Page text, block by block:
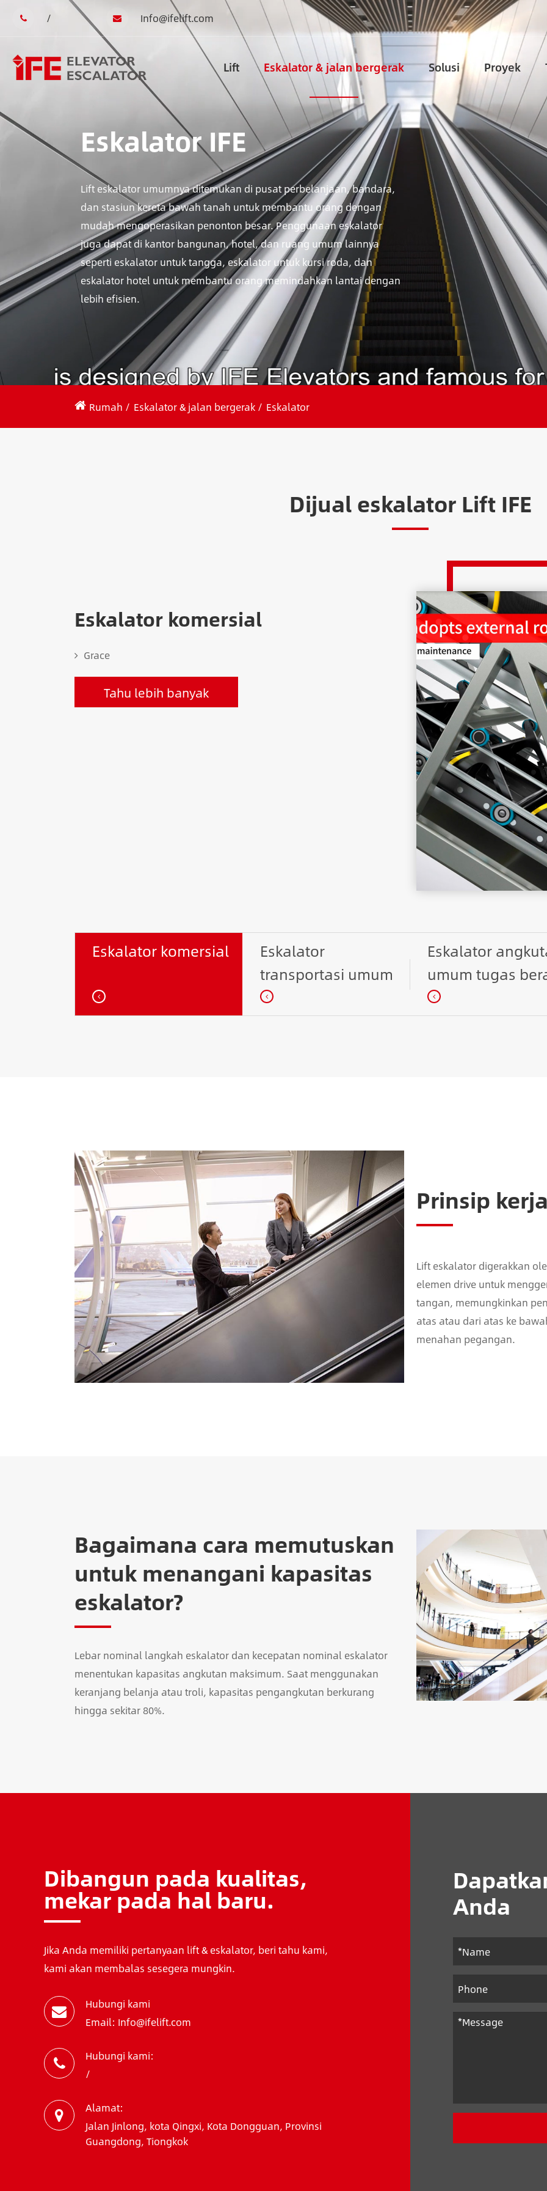
/ Info@ifelift.com
Lift Eskalator & jalan bergerak Solusi Proyek
Rumah Eskalator & jalan bergerak Eskalator
Eskalator IFE
Lift eskalator umumnya ditemukan di pusat perbelanjaan, bandara,
dan stasiun kereta bawah tanah untuk membantu orang dengan
mudah mengoperasikan penonton besar. Penggunaan eskalator
juga dapat di kantor bangunan, hotel, dan ruang umum lainnya
seperti eskalator untuk tangga, eskalator untuk kursi roda, dan
eskalator hotel untuk membantu orang memindahkan lantai dengan
lebih efisien.
Dijual eskalator Lift IFE
Eskalator komersial
Grace
Tahu lebih banyak
Eskalator komersial
Eskalator
transportasi umum
Eskalator
umum tugas
Prinsip
Lift eskalator digerakkan
elemen drive untuk
tangan, memungkinkan
atas atau dari atas ke
menahan pegangan.
Bagaimana cara memutuskan
untuk menangani kapasitas
eskalator?
Lebar nominal langkah eskalator dan kecepatan nominal eskalator
menentukan kapasitas angkutan maksimum. Saat menggunakan
keranjang belanja atau troli, kapasitas pengangkutan berkurang
hingga sekitar 80%.
Dibangun pada kualitas,
mekar pada hal baru.
Jika Anda memiliki pertanyaan lift & eskalator, beri tahu kami,
kami akan membalas sesegera mungkin.
Hubungi kami
Email: Info@ifelift.com
Hubungi kami:
/
Alamat:
Jalan Jinlong, kota Qingxi, Kota Dongguan, Provinsi
Guangdong, Tiongkok
Anda